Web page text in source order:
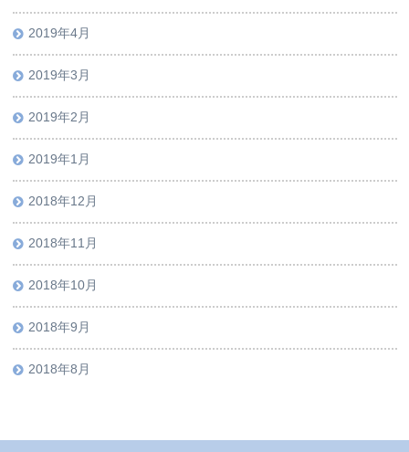
2019年4月
2019年3月
2019年2月
2019年1月
2018年12月
2018年11月
2018年10月
2018年9月
2018年8月